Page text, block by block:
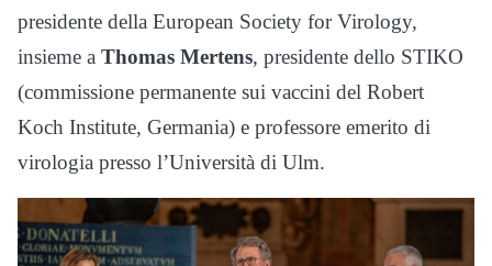
presidente della European Society for Virology,
insieme a Thomas Mertens, presidente dello STIKO
(commissione permanente sui vaccini del Robert
Koch Institute, Germania) e professore emerito di
virologia presso l’Università di Ulm.